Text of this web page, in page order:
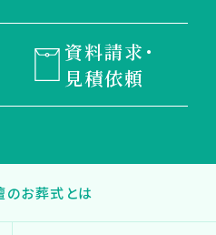
資料請求・
見積依頼
のお葬式とは